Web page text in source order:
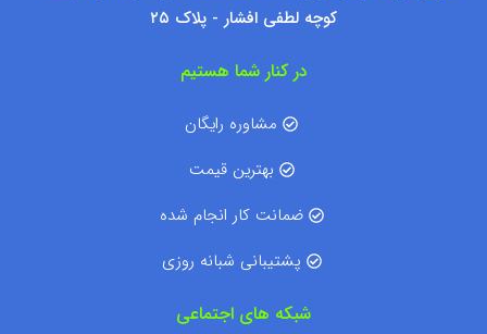
کوچه لطفی افشار - پلاک ۲۵
در کنار شما هستیم
مشاوره رایگان
بهترین قیمت
ضمانت کار انجام شده
پشتیبانی شبانه روزی
شبکه های اجتماعی